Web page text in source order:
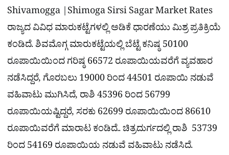
Shivamogga |Shimoga Sirsi Sagar Market Rates
ರಾಜ್ಯದ ವಿವಿಧ ಮಾರುಕಟ್ಟೆಗಳಲ್ಲಿ ಅಡಿಕೆ ಧಾರಣೆಯು ಮಿಶ್ರ ಪ್ರತಿಕ್ರಿಯೆ
ಕಂಡಿದೆ. ಶಿವಮೊಗ್ಗ ಮಾರುಕಟ್ಟೆಯಲ್ಲಿ ಬೆಟ್ಟೆ ಕನಿಷ್ಠ 50100
ರೂಪಾಯಿಯಿಂದ ಗರಿಷ್ಠ 66572 ರೂಪಾಯಿಯವರೆಗೆ ವ್ಯವಹಾರ
ನಡೆಸಿದ್ದರೆ, ಗೊರಬಲು 19000 ರಿಂದ 44501 ರೂಪಾಯಿ ನಡುವೆ
ವಹಿವಾಟು ಮುಗಿಸಿದೆ, ರಾಶಿ 45396 ರಿಂದ 56799
ರೂಪಾಯಿಯಷ್ಟಿದ್ದರೆ, ಸರಕು 62699 ರೂಪಾಯಿಯಿಂದ 86610
ರೂಪಾಯಿವರೆಗೆ ಮಾರಾಟ ಕಂಡಿದೆ.. ಚಿತ್ರದುರ್ಗದಲ್ಲಿ ರಾಶಿ 53739
ರಿಂದ 54169 ರೂಪಾಯಿಯ ನಡುವೆ ವಹಿವಾಟು ನಡೆಸಿದೆ.